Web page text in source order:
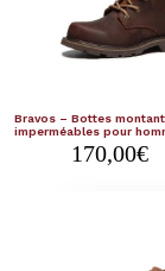
Bravos – Bottes
imperméables pour
170,00€